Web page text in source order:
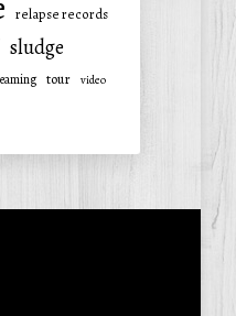
relapse records
sludge
tour
video